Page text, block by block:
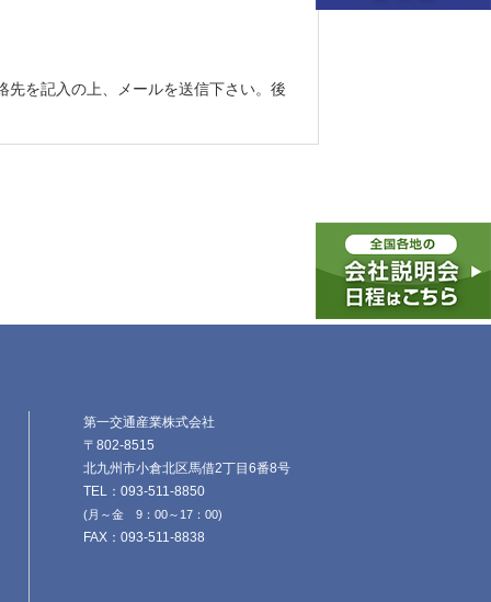
を記入の上、メールを送信下さい。後
第一交通産業株式会社
〒802-8515
北九州市小倉北区馬借2丁目6番8号
TEL：093-511-8850
(月～金 9：00～17：00)
FAX：093-511-8838